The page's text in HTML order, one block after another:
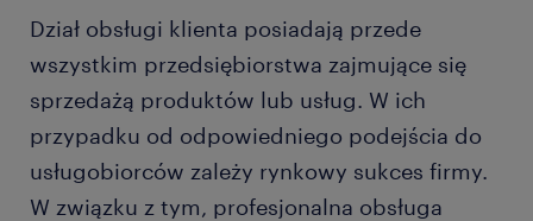
Dział obsługi klienta posiadają przede
wszystkim przedsiębiorstwa zajmujące się
sprzedażą produktów lub usług. W ich
przypadku od odpowiedniego podejścia do
usługobiorców zależy rynkowy sukces firmy.
W związku z tym, profesjonalna obsługa